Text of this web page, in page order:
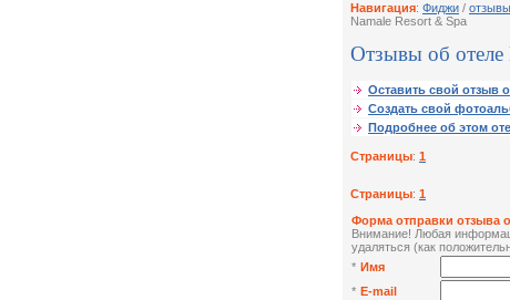
Навигация: Фиджи /
Namale Resort & Spa
Отзывы об отеле
Оставить свой отзыв
Создать свой
Подробнее об этом
Страницы: 1
Страницы: 1
Форма отправки отзыва
Внимание! Любая
удаляться (как
* Имя
* E-mail